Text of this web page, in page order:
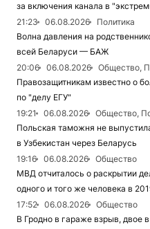
за включения канала в
21:23
06.08.2026
Политика
Волна давления на
всей Беларуси — БАЖ
20:06
06.08.2026
Общество,
Правозащитникам известно о
по "делу ЕГУ"
19:21
06.08.2026
Общество,
Польская таможня не
в Узбекистан через Беларусь
19:16
06.08.2026
Общество
МВД отчиталось о раскрытии
одного и того же человека в
17:52
06.08.2026
Общество
В Гродно в гараже взрыв, двое